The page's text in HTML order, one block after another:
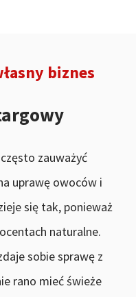
biznes
zauważyć
uprawę owoców i
się tak, ponieważ
naturalne.
sobie sprawę z
rano mieć świeże